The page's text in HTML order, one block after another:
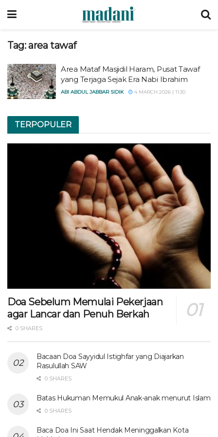
Tag:area tawaf
Area Mataf Masjidil Haram, Pusat Tawaf
yang Terjaga Sejak Era Nabi Ibrahim
ABI ABDUL JABBAR SIDIK 4 MARCH 2026 | 11:30
TERPOPULER
Doa Sebelum Memulai Pekerjaan
agar Lancar dan Penuh Berkah
0 SHARES
Bacaan Doa Sayyidul Istighfar yang Diajarkan
Rasulullah SAW
0 SHARES
Batas Hukuman Memukul Anak-anak menurut Islam
0 SHARES
Baca Doa Ini Saat Hendak Meninggalkan Kota